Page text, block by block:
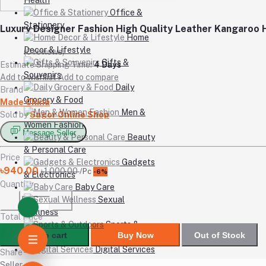
Office &
Stationery
Home
Decor & Lifestyle
Gifts &
Souvenirs
Daily
Grocery & Food
Men &
Women Fashion
Beauty
& Personal Care
Gadgets
& Electronics
Baby Care
Sexual
Wellness
Sports &
Outdoors
Digital Services
Luxury Designer Fashion High Quality Leather Kangaroo
(0 reviews)
Estimate Shipping Time:4 Days
Add to wishlistAdd to compare
Brand
Made China
Sold bySagor Online Shop
Message Seller
Price
৳940.00৳1,000.00/Pc -6%
Quantity
Total Price
Add to cart
Buy Now
Out of Stock
Share